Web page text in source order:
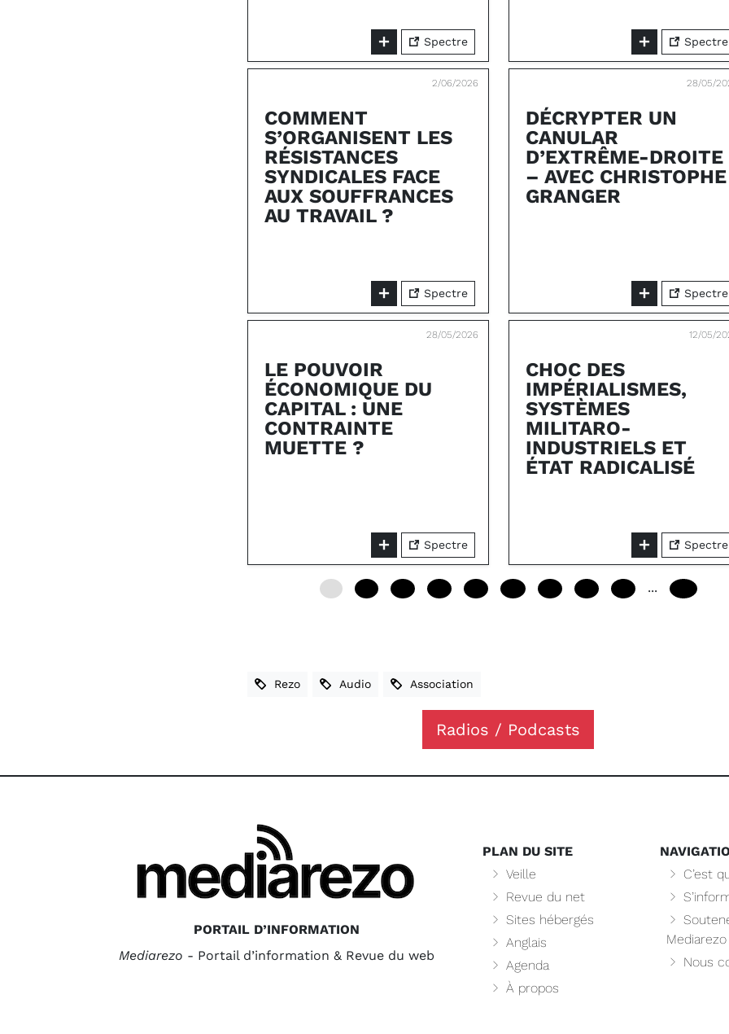
Spectre Spectre
2/06/2026
COMMENT
S’ORGANISENT LES
RÉSISTANCES
SYNDICALES FACE
AUX SOUFFRANCES
AU TRAVAIL ?
Spectre
28/05/
DÉCRYPTER UN
CANULAR
D’EXTRÊME-DROITE
– AVEC CHRISTOPHE
GRANGER
Spectre
28/05/2026
LE POUVOIR
ÉCONOMIQUE DU
CAPITAL : UNE
CONTRAINTE
MUETTE ?
Spectre
12/05/
CHOC DES
IMPÉRIALISMES,
SYSTÈMES
MILITARO-
INDUSTRIELS ET
ÉTAT RADICALISÉ
Spectre
...
Rezo Audio Association
Radios / Podcasts
PORTAIL D’INFORMATION
Mediarezo - Portail d’information & Revue du web
PLAN DU SITE
Veille
Revue du net
Sites hébergés
Anglais
Agenda
À propos
C’est
Mediarezo
Nous